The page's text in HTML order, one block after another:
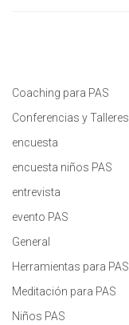
Coaching para PAS
Conferencias y Talleres
encuesta
encuesta niños PAS
entrevista
evento PAS
General
Herramientas para PAS
Meditación para PAS
Niños PAS